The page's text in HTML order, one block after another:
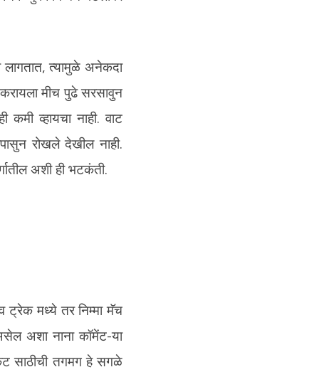
लागतात, त्यामुळे अनेकदा
मीच पुढे सरसावुन
व्हायचा नाही. वाट
रोखले देखील नाही.
अशी ही भटकंती.
ट्रेक मध्ये तर निम्मा मॅच
अशा नाना कॉमेंट-या
साठीची तगमग हे सगळे